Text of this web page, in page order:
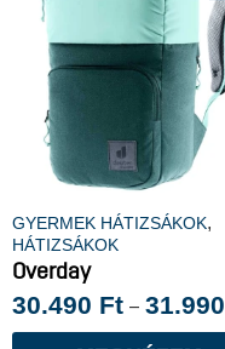
GYERMEK HÁTIZSÁKOK,
HÁTIZSÁKOK
Overday
30.490 Ft – 31.990